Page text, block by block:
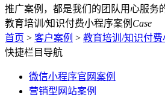
推广案例，都是我们的团队用心服务
教育培训/知识付费小程序案例 Case
首页 > 客户案例 > 教育培训/知识付费
快捷栏目导航
微信小程序官网案例
营销型网站案例